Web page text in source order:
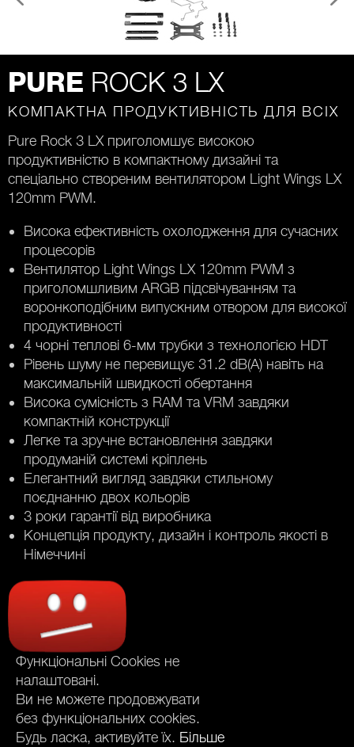
PURE ROCK 3 LX
КОМПАКТНА ПРОДУКТИВНІСТЬ ДЛЯ ВСІХ
Pure Rock 3 LX приголомшує високою
продуктивністю в компактному дизайні та
спеціально створеним вентилятором Light Wings LX
120mm PWM.
Висока ефективність охолодження для сучасних
процесорів
Вентилятор Light Wings LX 120mm PWM з
приголомшливим ARGB підсвічуванням та
воронкоподібним випускним отвором для високої
продуктивності
4 чорні теплові 6-мм трубки з технологією HDT
Рівень шуму не перевищує 31.2 dB(A) навіть на
максимальній швидкості обертання
Висока сумісність з RAM та VRM завдяки
компактній конструкції
Легке та зручне встановлення завдяки
продуманій системі кріплень
Елегантний вигляд завдяки стильному
поєднанню двох кольорів
3 роки гарантії від виробника
Концепція продукту, дизайн і контроль якості в
Німеччині
Функціональні Cookies не
налаштовані.
Ви не можете продовжувати
без функціональних cookies.
Будь ласка, активуйте їх. Більше